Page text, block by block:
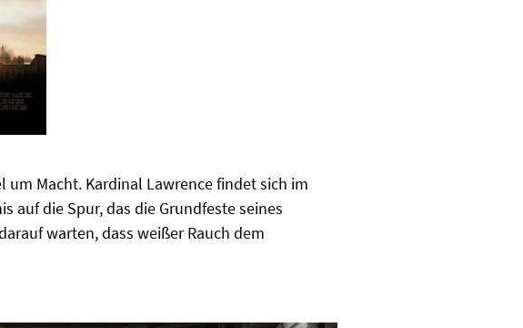
Macht. Kardinal Lawrence findet sich im
die Spur, das die Grundfeste seines
warten, dass weißer Rauch dem